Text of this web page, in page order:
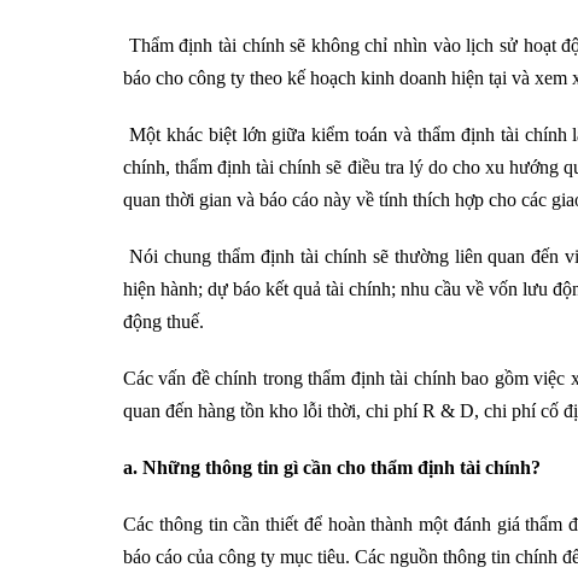
Thẩm định tài chính sẽ không chỉ nhìn vào lịch sử hoạt
báo cho công ty theo kế hoạch kinh doanh hiện tại và xem
Một khác biệt lớn giữa kiểm toán và thẩm định tài chính
chính, thẩm định tài chính sẽ điều tra lý do cho xu hướng
quan thời gian và báo cáo này về tính thích hợp cho các
Nói chung thẩm định tài chính sẽ thường liên quan đến
hiện hành; dự báo kết quả tài chính; nhu cầu về vốn lưu
động thuế.
Các vấn đề chính trong thẩm định tài chính bao gồm
quan đến hàng tồn kho lỗi thời, chi phí R & D, chi phí cố
a. Những thông tin gì cần cho thẩm định tài chính?
Các thông tin cần thiết để hoàn thành một đánh giá
báo cáo của công ty mục tiêu. Các nguồn thông tin chính